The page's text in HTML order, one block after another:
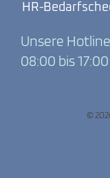
HR-
Unsere
08:00 bis
©